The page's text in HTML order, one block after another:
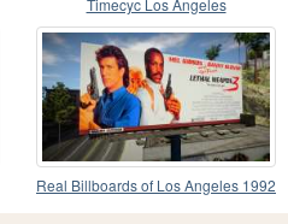
Timecyc Los Angeles
Real Billboards of Los Angeles 1992